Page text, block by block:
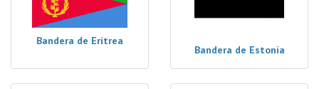
Bandera de Eritrea
Bandera de Estonia